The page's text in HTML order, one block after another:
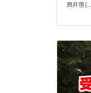
良井宿